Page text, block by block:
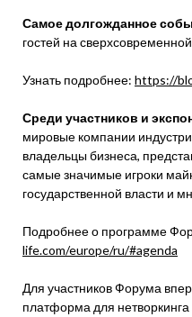
Самое долгожданное
гостей на
Узнать подробнее: https://
Среди участников и
мировые компании
владельцы бизнеса,
самые значимые игроки
государственной власти и
Подробнее о программе
life.com/europe/ru/#agenda
Для участников Форума
платформа для нетворкинга